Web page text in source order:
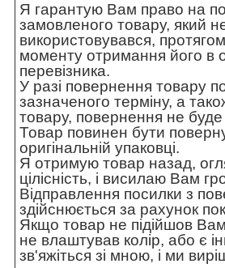
Я гарантую Вам право на
замовленого товару, який
використовувався,
моменту отримання його в
перевізника.
У разі повернення товару
зазначеного терміну, а
товару, повернення не
Товар повинен бути
оригінальній упаковці.
Я отримую товар назад,
цілісність, і висилаю Вам
Відправлення посилки з
здійснюється за рахунок
Якщо товар не підійшов
не влаштував колір, або є
зв'яжіться зі мною, і ми